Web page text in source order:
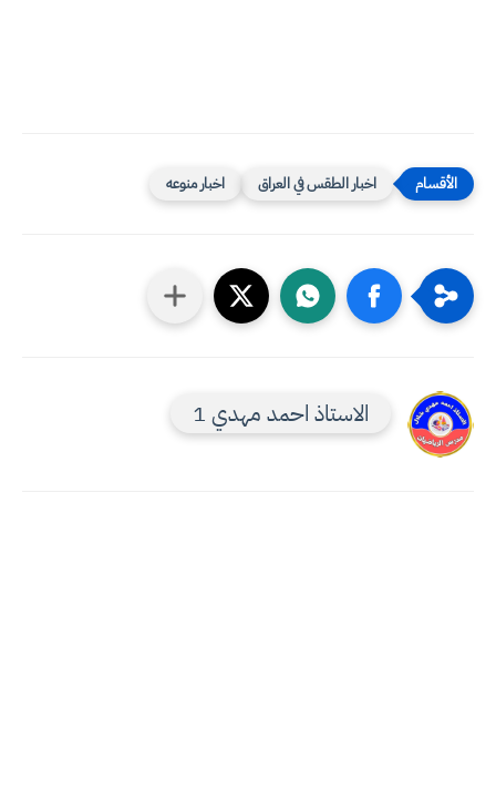
اخبار الطقس في العراق اخبار منوعه
الاستاذ احمد مهدي 1